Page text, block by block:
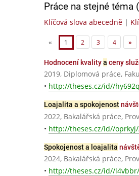
Práce na stejné
Klíčová slova abecedně |
« 1 2 3 4 »
Hodnocení kvalitya ceny
2019, Diplomová práce,
• http://theses.cz/id//
Loajalita a spokojenost
2022, Bakalářská práce,
• http://theses.cz/id//
Spokojenost a loajalita
2024, Bakalářská práce,
• http://theses.cz/id//